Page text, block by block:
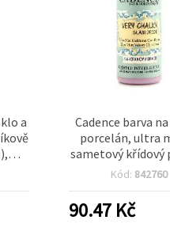
a
Cadence barva
porcelán, ultra
sametový křídový
Tmavá orchidej
barva na
porcelánové
Kód: 842760
90.47 Kč